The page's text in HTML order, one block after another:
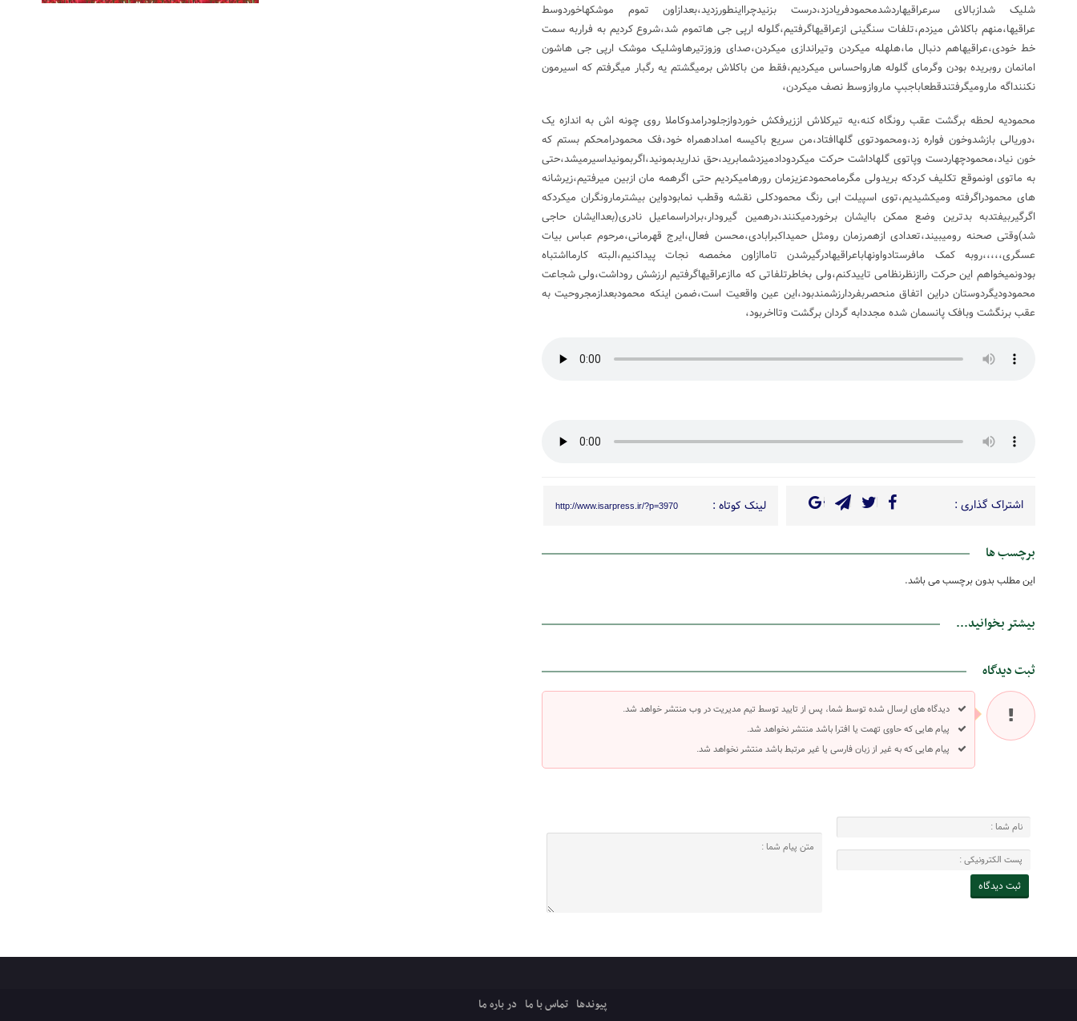
شلیک شدازبالای سرعراقیهاردشدمحمودفریادزد،درست بزنیدچرااینطورزدید،بعدازاون تموم موشکهاخوردوسط
عراقیها،منهم باکلاش میزدم،تلفات سنگینی ازعراقیهاگرفتیم،گلوله ارپی جی هاتموم شد،شروع کردیم به فراربه سمت
خط خودی،عراقیهاهم دنبال ما،هلهله میکردن وتیراندازی میکردن،صدای وزوزتیرهاوشلیک موشک ارپی جی هاشون
امانمان روبریده بودن وگرمای گلوله هارواحساس میکردیم،فقط من باکلاش برمیگشتم یه رگبار میگرفتم که اسیرمون
نکننداگه مارومیگرفتندقطعاباجبپ ماروازوسط نصف میکردن،
محمودیه لحظه برگشت عقب رونگاه کنه،یه تیرکلاش اززیرفکش خوردوازجلودرامدوکاملا روی چونه اش به اندازه یک
،دوریالی بازشدوخون فواره زد،ومحمودتوی گلهاافتاد،من سریع باکیسه امدادهمراه خود،فک محمودرامحکم بستم که
خون نیاد،محمودچهاردست وپاتوی گلهاداشت حرکت میکردودادمیزدشمابرید،حق نداریدبمونید،اگربمونیداسیرمیشد،حتی
به ماتوی اونموقع تکلیف کردکه بریدولی مگرمامحمودعزیزمان رورهامیکردیم حتی اگرهمه مان ازبین میرفتیم،زیرشانه
های محمودراگرفته ومیکشیدیم،توی اسپیلت ابی رنگ محمودکلی نقشه وقطب نمابودواین بیشترمارونگران میکردکه
اگرگیربیفتدبه بدترین وضع ممکن باایشان برخوردمیکنند،درهمین گیرودار،برادراسماعیل نادری(بعداایشان حاجی
شد)وقتی صحنه رومیبیند،تعدادی ازهمرزمان رومثل حمیداکبرابادی،محسن فعال،ایرج قهرمانی،مرحوم عباس بیات
عسگری،،،،،روبه کمک مافرستادواونهاباعراقیهادرگیرشدن تاماازاون مخمصه نجات پیداکنیم،البته کارمااشتباه
بودونمیخواهم این حرکت راازنظرنظامی تاییدکنم،ولی بخاطرتلفاتی که ماازعراقیهاگرفتیم ارزشش روداشت،ولی شجاعت
محمودودیگردوستان دراین اتفاق منحصربفردارزشمندبود،این عین واقعیت است،ضمن اینکه محمودبعدازمجروحیت به
عقب برنگشت وبافک پانسمان شده مجددابه گردان برگشت وتااخربود،
اشتراک گذاری : لینک کوتاه : http://www.isarpress.ir/?p=3970
برچسب ها
این مطلب بدون برچسب می باشد.
بیشتر بخوانید...
ثبت دیدگاه
دیدگاه های ارسال شده توسط شما، پس از تایید توسط تیم مدیریت در وب منتشر خواهد شد.
پیام هایی که حاوی تهمت یا افترا باشد منتشر نخواهد شد.
پیام هایی که به غیر از زبان فارسی یا غیر مرتبط باشد منتشر نخواهد شد.
پیوندها تماس با ما در باره ما